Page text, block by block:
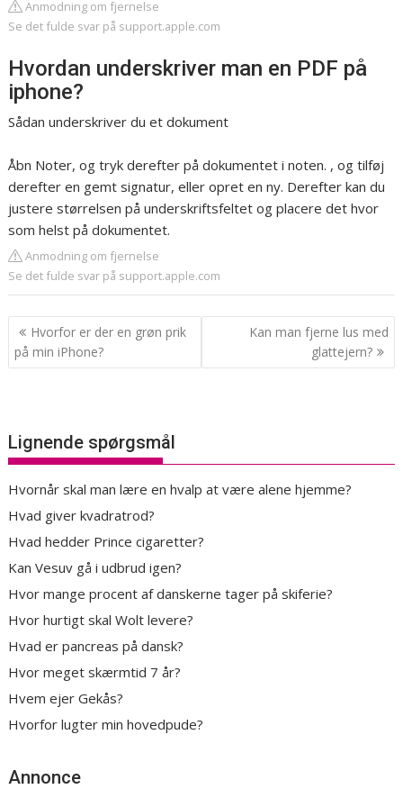
Anmodning om fjernelse
Se det fulde svar på support.apple.com
Hvordan underskriver man en PDF på
iphone?
Sådan underskriver du et dokument
Åbn Noter, og tryk derefter på dokumentet i noten. , og tilføj
derefter en gemt signatur, eller opret en ny. Derefter kan du
justere størrelsen på underskriftsfeltet og placere det hvor
som helst på dokumentet.
Anmodning om fjernelse
Se det fulde svar på support.apple.com
Indlægsnavigation
Hvorfor er der en grøn prik
på min iPhone?
Kan man fjerne lus med
glattejern?
Lignende spørgsmål
Hvornår skal man lære en hvalp at være alene hjemme?
Hvad giver kvadratrod?
Hvad hedder Prince cigaretter?
Kan Vesuv gå i udbrud igen?
Hvor mange procent af danskerne tager på skiferie?
Hvor hurtigt skal Wolt levere?
Hvad er pancreas på dansk?
Hvor meget skærmtid 7 år?
Hvem ejer Gekås?
Hvorfor lugter min hovedpude?
Annonce